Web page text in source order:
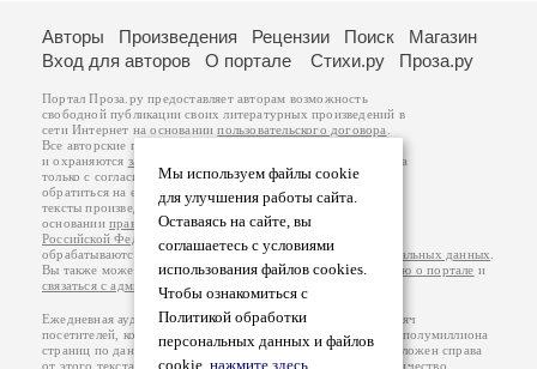
Мы используем файлы cookie
для улучшения работы сайта.
Оставаясь на сайте, вы
соглашаетесь с условиями
использования файлов cookies.
Чтобы ознакомиться с
Политикой обработки
персональных данных и файлов
cookie, нажмите здесь
Авторы Произведения Рецензии Поиск
Магазин
Вход для авторов
О портале Стихи.ру Проза.ру
Портал Проза.ру предоставляет авторам возможность
свободной публикации своих литературных произведений в
сети Интернет на основаниипользовательского договора
Все авторские права на произведения принадлежат авторам
и охраняются законом
. Перепечатка произведений возможна
только с согласия его автора, к которому вы можете
обратиться на его авторской странице. Ответственность за
тексты произведений авторы несут самостоятельно на
основанииправил публикацииизаконодательства
Российской Федерации
обрабатываются на основанииПолитики обработки персональных данных
Вы также можете посмотреть более подробнуюинформацию о портале и
связаться с администрацией
Ежедневная аудитория портала Проза.ру – порядка 100 тысяч
посетителей, которые в общей сумме просматривают более полумиллиона
страниц по данным счетчика посещаемости, который расположен справа
от этого текста. В каждой графе указано по две цифры: количество